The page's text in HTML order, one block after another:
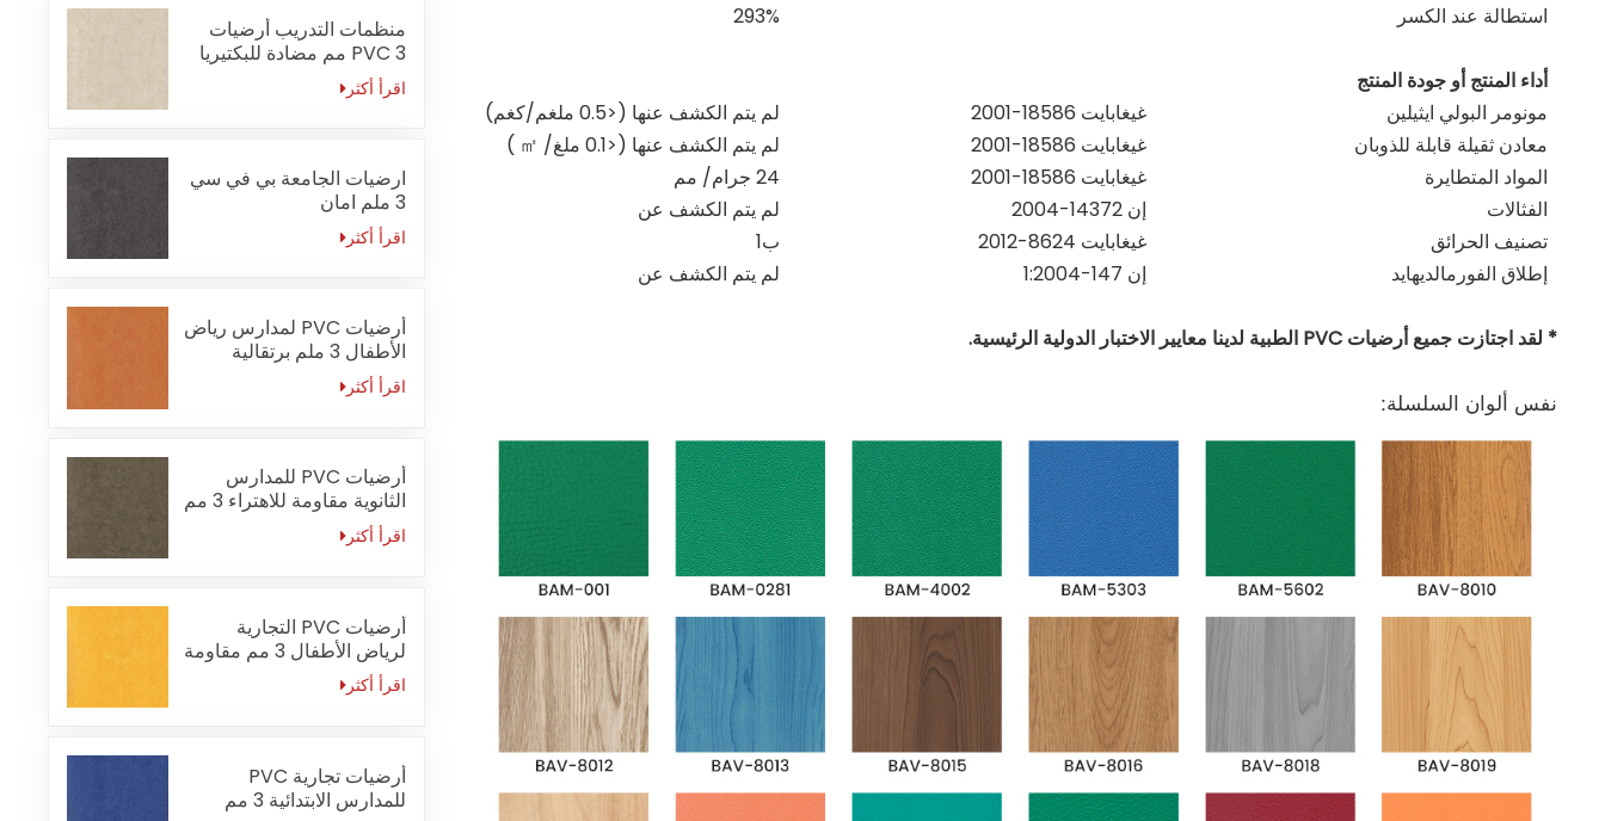
منظمات التدريب أرضيات
PVC 3 مم مضادة للبكتيريا
اقرأ أكثر
ارضيات الجامعة بي في سي
3 ملم امان
اقرأ أكثر
أرضيات PVC لمدارس رياض
الأطفال 3 ملم برتقالية
مقاومة للحريق
اقرأ أكثر
أرضيات PVC للمدارس
الثانوية مقاومة للاهتراء 3 مم
اقرأ أكثر
أرضيات PVC التجارية
لرياض الأطفال 3 مم مقاومة
للماء
اقرأ أكثر
أرضيات تجارية PVC
للمدارس الابتدائية 3 مم
استطالة عند الكسر
293%
أداء المنتج أو جودة المنتج
مونومر البولي ايثيلين
غيغابايت 18586-2001
لم يتم الكشف عنها (<0.5 ملغم/كغم)
معادن ثقيلة قابلة للذوبان
غيغابايت 18586-2001 لم يتم الكشف عنها (<0.1 ملغ/ ㎡
)
المواد المتطايرة
غيغابايت 18586-2001 24 جرام/
مم
الفثالات
إن 14372-2004
لم يتم الكشف عن
تصنيف الحرائق
غيغابايت 8624-2012
ب1
إطلاق الفورمالديهايد
إن 147-1:2004 لم يتم الكشف عن
* لقد اجتازت جميع أرضيات PVC الطبية لدينا معايير الاختبار الدولية الرئيسية.
نفس ألوان السلسلة: